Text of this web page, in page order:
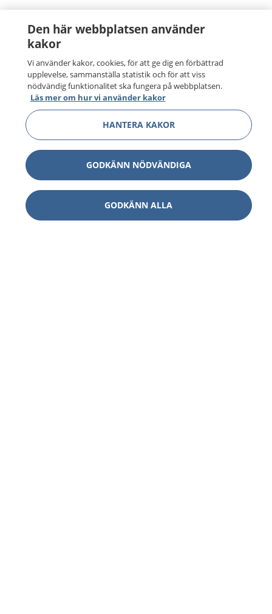
Den här webbplatsen använder
kakor
Vi använder kakor, cookies, för att ge dig en förbättrad
upplevelse, sammanställa statistik och för att viss
nödvändig funktionalitet ska fungera på webbplatsen.
Läs mer om hur vi använder kakor
HANTERA KAKOR
GODKÄNN NÖDVÄNDIGA
GODKÄNN ALLA